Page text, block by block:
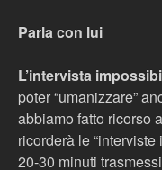
Parla con lui
L’intervista
poter “umanizzare”
abbiamo fatto ricorso
ricorderà le
20-30 minuti